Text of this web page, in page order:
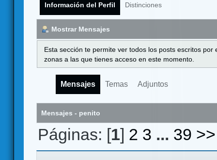
Información del Perfil Distinciones
Mostrar Mensajes
Esta sección te permite ver todos los posts escritos
zonas a las que tienes acceso en este momento.
Mensajes Temas Adjuntos
Mensajes - penito
Páginas: [1] 2 3 ... 39 >>